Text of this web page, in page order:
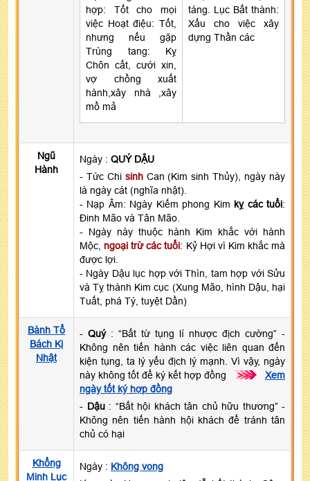
hợp: Tốt cho mọi
việc Hoạt điệu: Tốt,
nhưng nếu gặp
Trùng tang: Kỵ
Chôn cất, cưới xin,
vợ chồng xuất
hành,xây nhà ,xây
mồ mả
táng. Lục Bất thành:
Xấu cho việc xây
dựng Thần các
Ngũ
Hành
Ngày : QUÝ DẬU
- Tức Chi sinhCan (Kim sinh Thủy), ngày này
là ngày cát (nghĩa nhật).
- Nạp Âm: Ngày Kiếm phong Kim kỵ các tuổi:
Đinh Mão và Tân Mão.
- Ngày này thuộc hành Kim khắc với hành
Mộc, ngoại trừ các tuổi: Kỷ Hợi vì Kim khắc mà
được lợi.
- Ngày Dậu lục hợp với Thìn, tam hợp với Sửu
và Tỵ thành Kim cục (Xung Mão, hình Dậu, hại
Tuất, phá Tý, tuyệt Dần)
Bành Tổ
Bách Kị
Nhật
- Quý: “Bất từ tụng lí nhược địch cường” -
Không nên tiến hành các việc liên quan đến
kiện tụng, ta lý yếu địch lý mạnh. Vì vậy, ngày
này không tốt để ký kết hợp đồng
>>>
Xem
ngày tốt ký hợp đồng
- Dậu: “Bất hội khách tân chủ hữu thương” -
Không nên tiến hành hội khách để tránh tân
chủ có hại
Khổng
Minh Lục
Ngày : Không vong